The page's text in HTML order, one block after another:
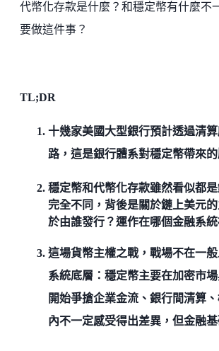
代幣化存款是什麼？和穩定幣有什麼不
要做這件事？
TL;DR
十幾家美國大型銀行預計透過清
路，這是銀行體系對穩定幣帶來
穩定幣和代幣化存款雖然看似都
完全不同，背後是關於鏈上美元
於由誰發行？運作在哪個金融系統
這場貨幣主權之戰，戰場不在一
系統底層：穩定幣主要在加密市
開始爭搶企業金流、銀行間清算
內不一定感受得出差異，但金融